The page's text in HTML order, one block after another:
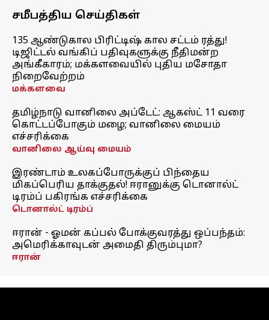
சமீபத்திய செய்திகள்
135 ஆண்டுகால பிரிட்டிஷ் கால சட்டம் ரத்து!
டிஜிட்டல் வங்கிப் பதிவுகளுக்கு நீதிமன்ற
அங்கீகாரம்; மக்களவையில் புதிய மசோதா
நிறைவேற்றம்
மக்களவை
தமிழ்நாடு வானிலை அப்டேட்: ஆகஸ்ட் 11 வரை
கொட்டப்போகும் மழை; வானிலை மையம்
எச்சரிக்கை
வானிலை ஆய்வு மையம்
இரண்டாம் உலகப்போருக்குப் பிந்தைய
மிகப்பெரிய தாக்குதல்! ஈரானுக்கு டொனால்ட்
டிரம்ப் பகிரங்க எச்சரிக்கை
டொனால்ட் டிரம்ப்
ஈரான் - ஓமன் கப்பல் போக்குவரத்து ஒப்பந்தம்:
அமெரிக்காவுடன் அமைதி திரும்புமா?
ஈரான்